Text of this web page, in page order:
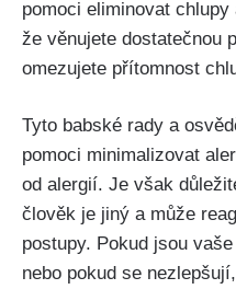
pomoci eliminovat
že věnujete dostatečnou
omezujete přítomnost
Tyto babské rady a
pomoci minimalizovat
od alergií. Je však
člověk je jiný a může
postupy. Pokud jsou
nebo pokud se